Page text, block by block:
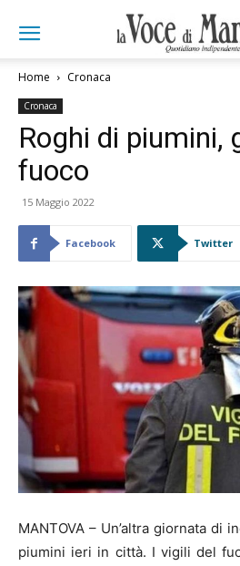
Home Cronaca
Cronaca
Roghi di piumini,
fuoco
15 Maggio 2022
Facebook Twitter
MANTOVA – Un’altra giornata di
piumini ieri in città. I vigili del